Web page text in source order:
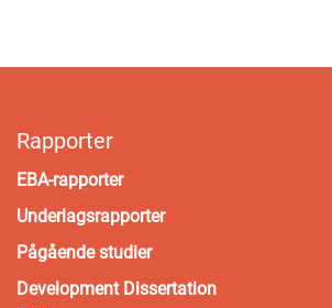
Rapporter
EBA-rapporter
Underlagsrapporter
Pågående studier
Development Dissertation